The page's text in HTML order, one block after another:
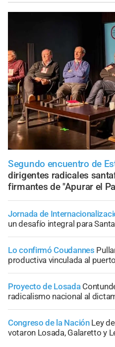
Segundo encuentro de
dirigentes radicales
firmantes de "Apurar el
Jornada de
un desafío integral para
Lo confirmó Coudannes
productiva vinculada al
Proyecto de Losada
radicalismo nacional al
Congreso de la Nación Ley
votaron Losada, Galaretto y